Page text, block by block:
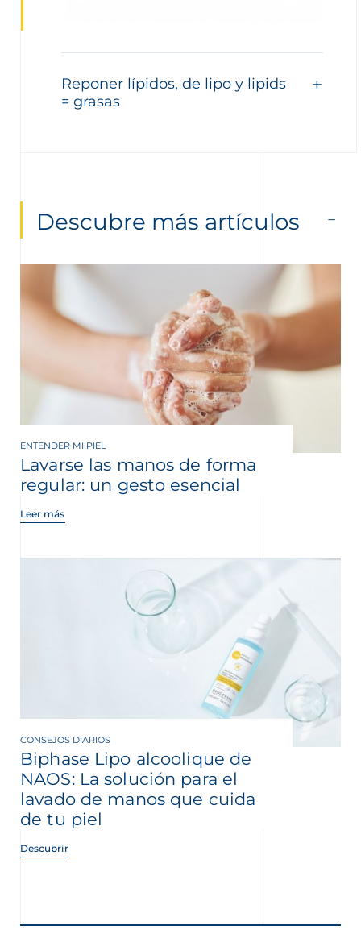
Reponer lípidos, de lipo y lipids
= grasas
Descubre más artículos
ENTENDER MI PIEL
Lavarse las manos de forma
regular: un gesto esencial
Leer más
CONSEJOS DIARIOS
Biphase Lipo alcoolique de
NAOS: La solución para el
lavado de manos que cuida
de tu piel
Descubrir